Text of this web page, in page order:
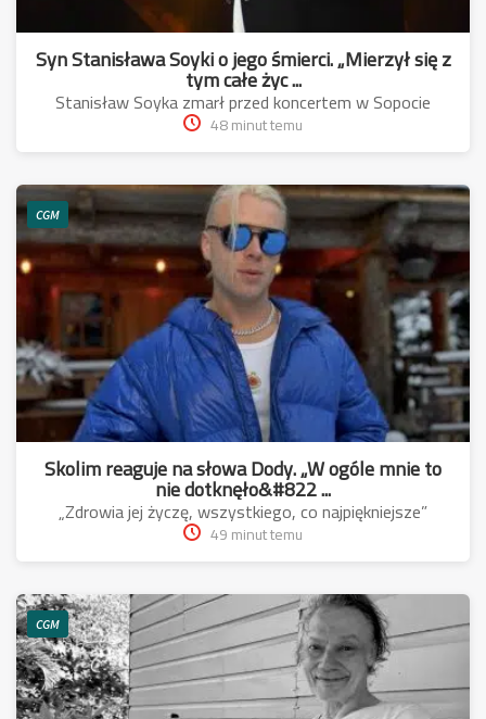
Syn Stanisława Soyki o jego śmierci. „Mierzył się z
tym całe życ ...
Stanisław Soyka zmarł przed koncertem w Sopocie
48 minut temu
CGM
Skolim reaguje na słowa Dody. „W ogóle mnie to
nie dotknęło&#822 ...
„Zdrowia jej życzę, wszystkiego, co najpiękniejsze”
49 minut temu
CGM